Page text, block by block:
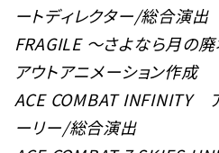
ートディレクター/総合演出
FRAGILE ～さよなら月の
アウトアニメーション作成
ACE COMBAT INFINITY
ーリー/総合演出